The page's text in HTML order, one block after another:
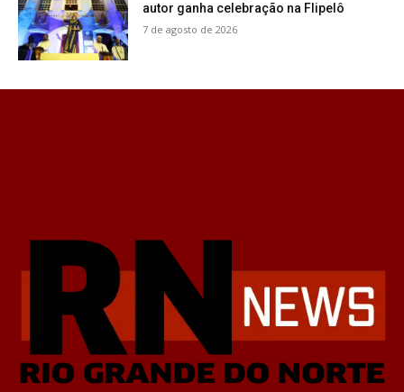
autor ganha celebração na Flipelô
7 de agosto de 2026